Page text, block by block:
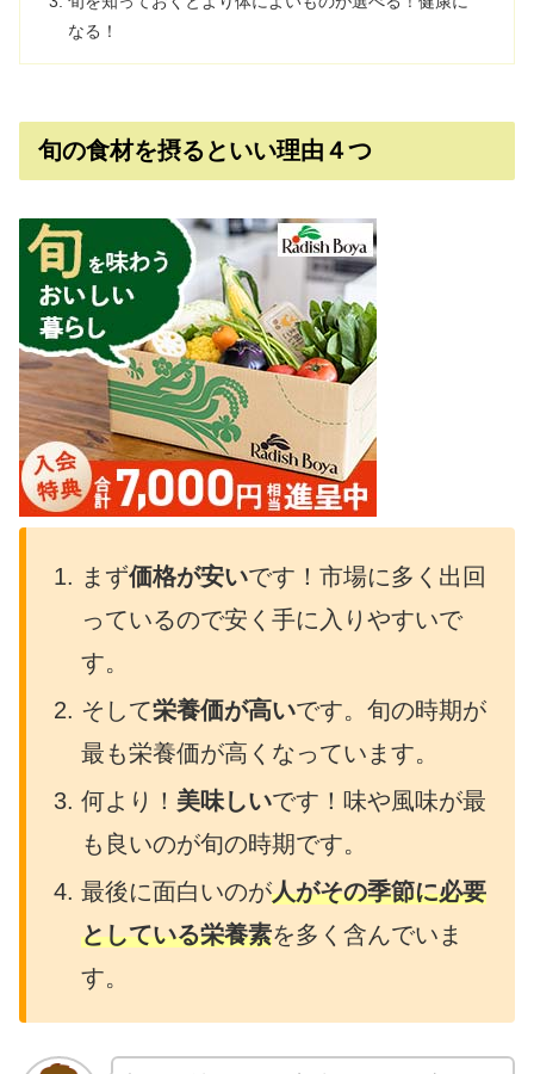
なる！
旬の食材を摂るといい理由４つ
まず価格が安いです！市場に多く出回
っているので安く手に入りやすいで
す。
そして栄養価が高いです。旬の時期が
最も栄養価が高くなっています。
何より！ 美味しいです！味や風味が最
も良いのが旬の時期です。
最後に面白いのが人がその季節に必要
としている栄養素を多く含んでいま
す。